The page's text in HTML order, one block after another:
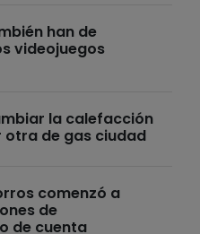
han de
videojuegos
la calefacción
de gas ciudad
comenzó a
de
de cuenta